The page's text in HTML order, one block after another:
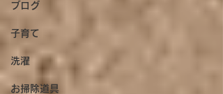
ブログ
子育て
洗濯
お掃除道具